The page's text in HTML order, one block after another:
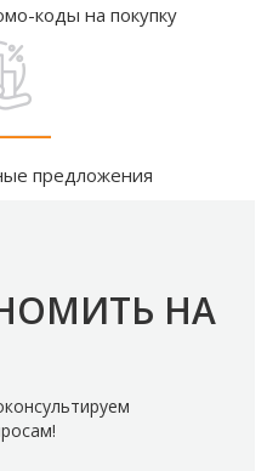
коды на покупку
предложения
НА